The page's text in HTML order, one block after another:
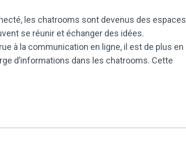
les chatrooms sont devenus des espaces
se réunir et échanger des idées.
à la communication en ligne, il est de plus en
d’informations dans les chatrooms. Cette